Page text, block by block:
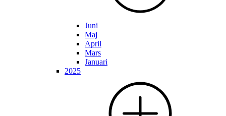
Juni
Maj
April
Mars
Januari
2025